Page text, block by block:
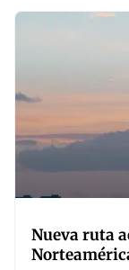
Nueva ruta